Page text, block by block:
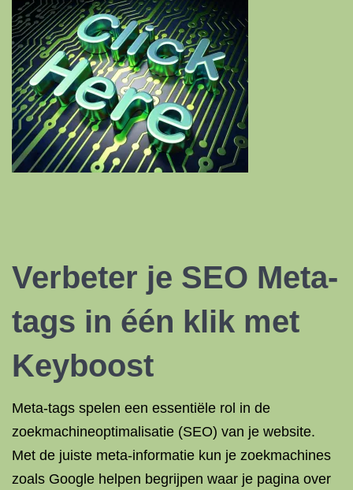
Verbeter je SEO Meta-
tags in één klik met
Keyboost
Meta-tags spelen een essentiële rol in de
zoekmachineoptimalisatie (SEO) van je website.
Met de juiste meta-informatie kun je zoekmachines
zoals Google helpen begrijpen waar je pagina over